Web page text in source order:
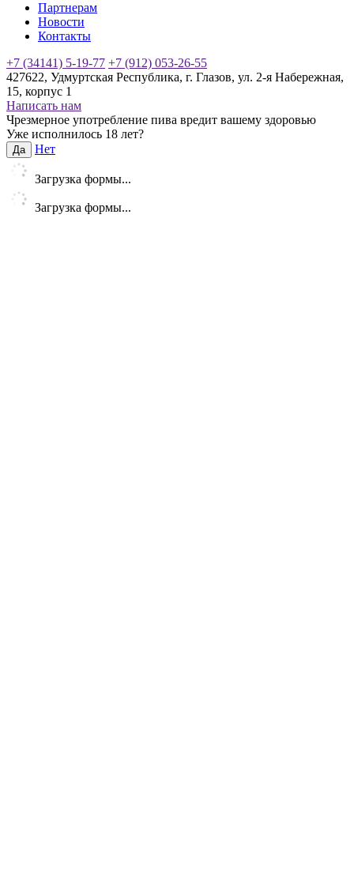
Партнерам
Новости
Контакты
+7 (34141) 5-19-77 +7 (912) 053-26-55
427622, Удмуртская Республика, г. Глазов, ул. 2-я Набережная,
15, корпус 1
Написать нам
Чрезмерное употребление пива вредит вашему здоровью
Уже исполнилось 18 лет?
Да Нет
Загрузка формы...
Загрузка формы...